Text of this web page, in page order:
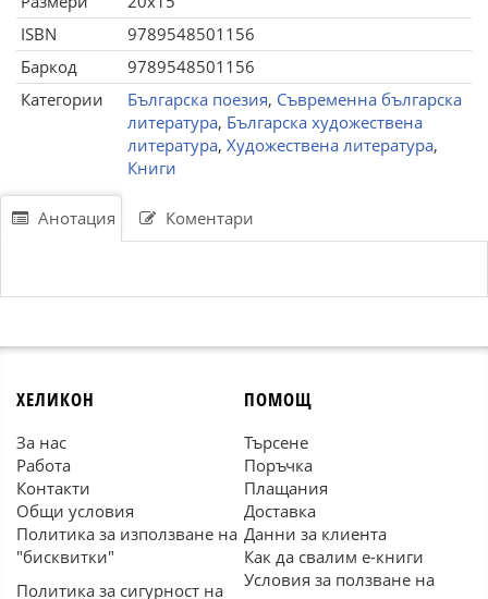
ISBN
9789548501156
Баркод
9789548501156
Категории
Българска поезия, Съвременна българска
литература, Българска художествена
литература, Художествена литература,
Книги
Анотация Коментари
ХЕЛИКОН
За нас
Работа
Контакти
Общи условия
Политика за използване на
"бисквитки"
Политика за сигурност на
ПОМОЩ
Търсене
Поръчка
Плащания
Доставка
Данни за клиента
Как да свалим е-книги
Условия за ползване на